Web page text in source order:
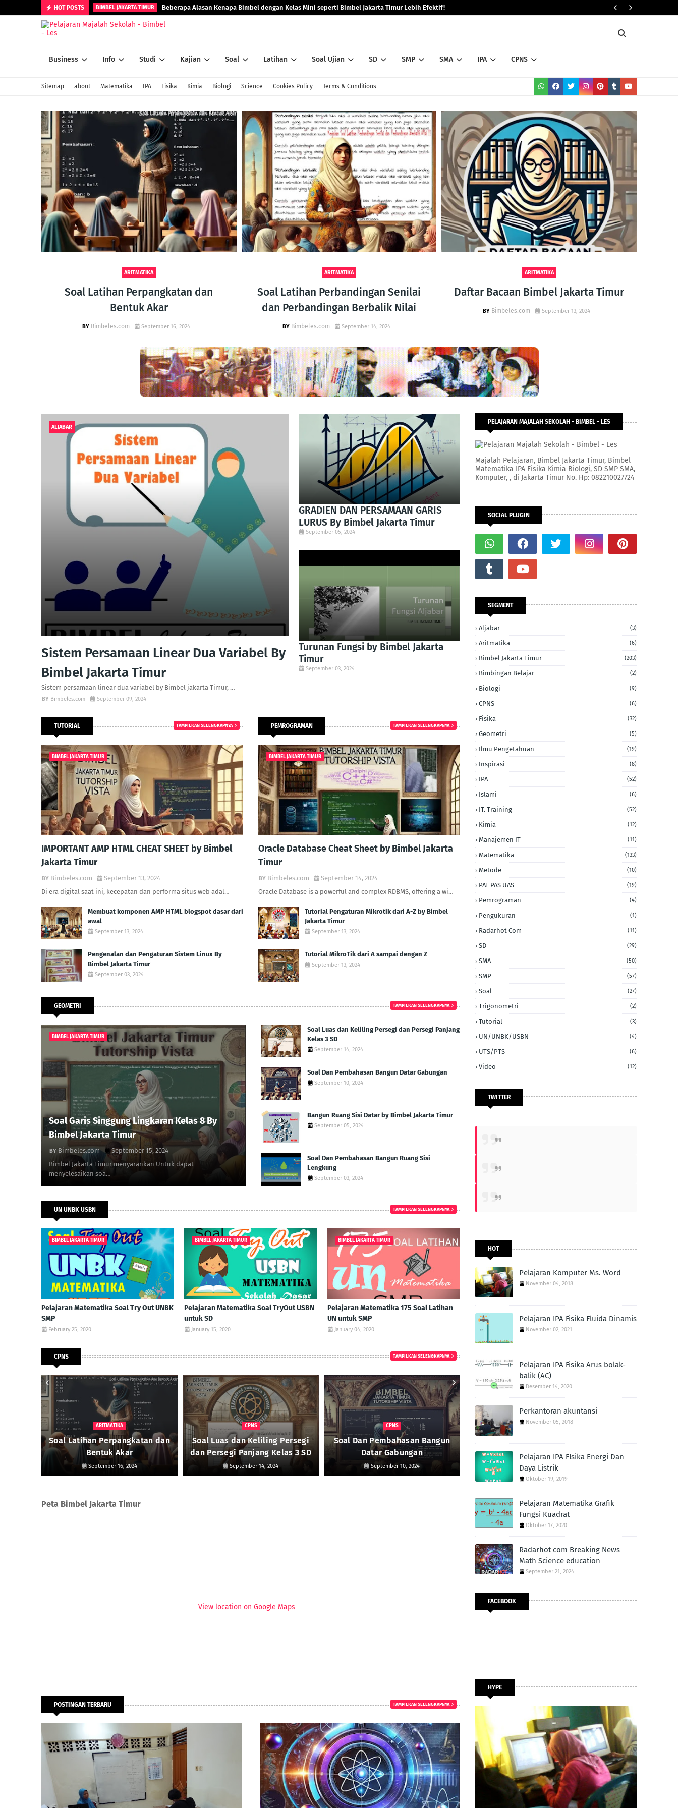
HOT POSTS BIMBEL JAKARTA TIMUR Beberapa Alasan Kenapa Bimbel dengan Kelas Mini seperti Bimbel Jakarta Timur Lebih Efektif!
Business Info Studi Kajian Soal Latihan Soal Ujian SD SMP SMA IPA CPNS
Sitemap about Matematika IPA Fisika Kimia Biologi Science Cookies Policy Terms & Conditions
ARITMATIKA
Soal Latihan Perpangkatan dan
Bentuk Akar
Bimbeles.com September 16, 2024
ARITMATIKA
Soal Latihan Perbandingan Senilai
dan Perbandingan Berbalik Nilai
Bimbeles.com September 14, 2024
ARITMATIKA
Daftar Bacaan Bimbel Jakarta Timur
Bimbeles.com September 13, 2024
ALJABAR
Sistem Persamaan Linear Dua Variabel By
Bimbel Jakarta Timur
Sistem persamaan linear dua variabel by Bimbel jakarta Timur, …
Bimbeles.com September 09, 2024
GRADIEN DAN PERSAMAAN GARIS
LURUS By Bimbel Jakarta Timur
September 05, 2024
Turunan Fungsi by Bimbel Jakarta
Timur
September 03, 2024
TUTORIAL TAMPILKAN SELENGKAPNYA
BIMBEL JAKARTA TIMUR
IMPORTANT AMP HTML CHEAT SHEET by Bimbel
Jakarta Timur
Bimbeles.com
September 13, 2024
Di era digital saat ini, kecepatan dan performa situs web adal…
Membuat komponen AMP HTML blogspot dasar dari
awal
September 13, 2024
Pengenalan dan Pengaturan Sistem Linux By
Bimbel Jakarta Timur
September 03, 2024
PEMROGRAMAN TAMPILKAN SELENGKAPNYA
BIMBEL JAKARTA TIMUR
Oracle Database Cheat Sheet by Bimbel Jakarta
Timur
Bimbeles.com
September 14, 2024
Oracle Database is a powerful and complex RDBMS, offering a wi…
Tutorial Pengaturan Mikrotik dari A-Z by Bimbel
Jakarta Timur
September 13, 2024
Tutorial MikroTik dari A sampai dengan Z
September 13, 2024
GEOMETRI TAMPILKAN SELENGKAPNYA
BIMBEL JAKARTA TIMUR
Soal Garis Singgung Lingkaran Kelas 8 By
Bimbel Jakarta Timur
Bimbeles.com
September 15, 2024
Bimbel Jakarta Timur menyarankan Untuk dapat
menyelesaikan soa…
Soal Luas dan Keliling Persegi dan Persegi Panjang
Kelas 3 SD
September 14, 2024
Soal Dan Pembahasan Bangun Datar Gabungan
September 10, 2024
Bangun Ruang Sisi Datar by Bimbel Jakarta Timur
September 05, 2024
Soal Dan Pembahasan Bangun Ruang Sisi
Lengkung
September 03, 2024
UN UNBK USBN TAMPILKAN SELENGKAPNYA
BIMBEL JAKARTA TIMUR
Pelajaran Matematika Soal Try Out UNBK
SMP
February 25, 2020
BIMBEL JAKARTA TIMUR
Pelajaran Matematika Soal TryOut USBN
untuk SD
January 15, 2020
BIMBEL JAKARTA TIMUR
Pelajaran Matematika 175 Soal Latihan
UN untuk SMP
January 04, 2020
CPNS TAMPILKAN SELENGKAPNYA
ARITMATIKA
Soal Latihan Perpangkatan dan
Bentuk Akar
September 16, 2024
CPNS
Soal Luas dan Keliling Persegi
dan Persegi Panjang Kelas 3 SD
September 14, 2024
CPNS
Soal Dan Pembahasan Bangun
Datar Gabungan
September 10, 2024
BIMBEL JAKARTA TIMUR
Bimbel Jakarta Timur
September 05, 2024
Peta Bimbel Jakarta Timur
View location on Google Maps
POSTINGAN TERBARU TAMPILKAN SELENGKAPNYA
PELAJARAN MAJALAH SEKOLAH - BIMBEL - LES
Majalah Pelajaran, Bimbel Jakarta Timur, Bimbel
Matematika IPA Fisika Kimia Biologi, SD SMP SMA,
Komputer, , di Jakarta Timur No. Hp: 082210027724
SOCIAL PLUGIN
SEGMENT
Aljabar (3)
Aritmatika (6)
Bimbel Jakarta Timur (203)
Bimbingan Belajar (2)
Biologi (9)
CPNS (6)
Fisika (32)
Geometri (5)
Ilmu Pengetahuan (19)
Inspirasi (8)
IPA (52)
Islami (6)
IT. Training (52)
Kimia (12)
Manajemen IT (11)
Matematika (133)
Metode (10)
PAT PAS UAS (19)
Pemrograman (4)
Pengukuran (1)
Radarhot Com (11)
SD (29)
SMA (50)
SMP (57)
Soal (27)
Trigonometri (2)
Tutorial (3)
UN/UNBK/USBN (4)
UTS/PTS (6)
Video (12)
TWITTER
HOT
Pelajaran Komputer Ms. Word
November 04, 2018
Pelajaran IPA Fisika Fluida Dinamis
November 02, 2021
Pelajaran IPA Fisika Arus bolak-
balik (AC)
Desember 14, 2020
Perkantoran akuntansi
November 05, 2018
Pelajaran IPA FIsika Energi Dan
Daya Listrik
Oktober 19, 2019
Pelajaran Matematika Grafik
Fungsi Kuadrat
Oktober 17, 2020
Radarhot com Breaking News
Math Science education
September 21, 2024
FACEBOOK
HYPE